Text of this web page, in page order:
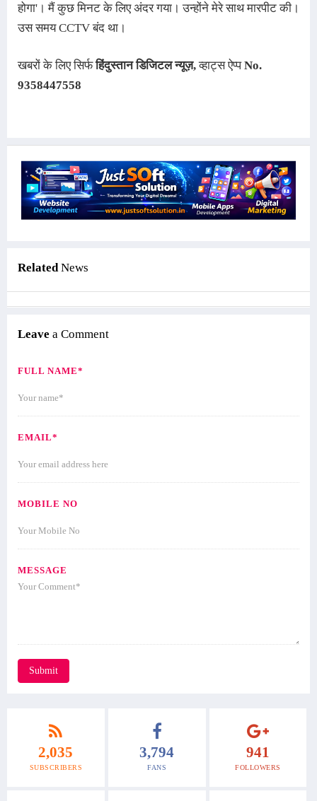
होगा' । मैं कुछ मिनट के लिए अंदर गया। उन्होंने मेरे साथ मारपीट की।
उस समय CCTV बंद था ।
खबरों के लिए सिर्फ हिंदुस्तान डिजिटल न्यूज़,व्हाट्स ऐप्प No.
9358447558
Related News
Leave a Comment
FULL NAME*
EMAIL*
MOBILE NO
MESSAGE
Submit
2,035
SUBSCRIBERS
3,794
FANS
941
FOLLOWERS